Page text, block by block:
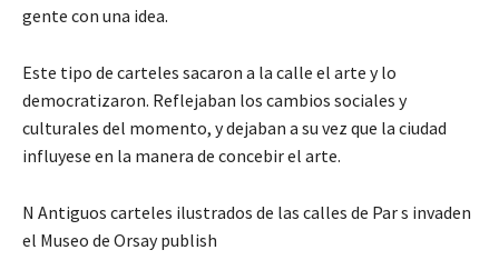
gente con una idea.
Este tipo de carteles sacaron a la calle el arte y lo
democratizaron. Reflejaban los cambios sociales y
culturales del momento, y dejaban a su vez que la ciudad
influyese en la manera de concebir el arte.
N Antiguos carteles ilustrados de las calles de Par s invaden
el Museo de Orsay publish